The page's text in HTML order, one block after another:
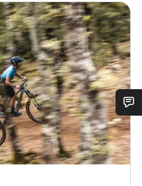
ンジャパンサービス